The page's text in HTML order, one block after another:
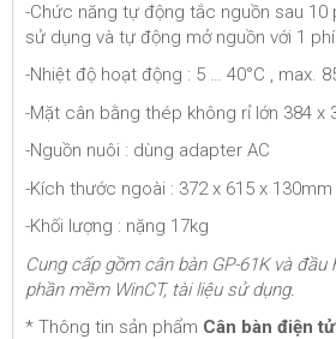
-Chức năng tự động tắc nguồn sau 10
sử dụng và tự động mở nguồn với 1
-Nhiệt độ hoạt động : 5 … 40°C , max.
-Mặt cân bằng thép không rỉ lớn 384 x
-Nguồn nuôi : dùng adapter AC
-Kích thước ngoài : 372 x 615 x 130mm
-Khối lượng : nặng 17kg
Cung cấp gồm cân bàn GP-61K và đầu
phần mềm WinCT, tài liệu sử dụng.
* Thông tin sản phẩm Cân bàn điện